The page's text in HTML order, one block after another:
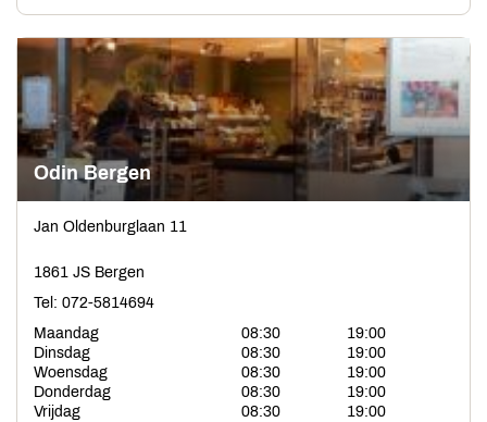
Odin Bergen
Jan Oldenburglaan 11
1861 JS Bergen
Tel: 072-5814694
Maandag
08:30
19:00
Dinsdag
08:30
19:00
Woensdag
08:30
19:00
Donderdag
08:30
19:00
Vrijdag
08:30
19:00